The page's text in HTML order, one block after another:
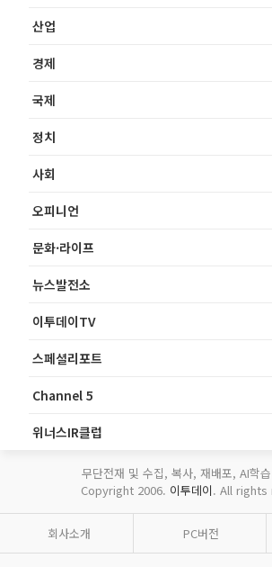
산업
경제
국제
정치
사회
오피니언
문화·라이프
뉴스발전소
이투데이TV
스페셜리포트
Channel 5
위너스IR클럽
무단전재 및 수집, 복사, 재배포, AI학
Copyright 2006. 이투데이. All
회사소개 PC버전